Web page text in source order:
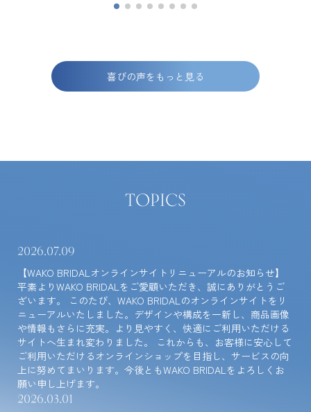
喜びの声をもっと見る
TOPICS
2026.07.09
【WAKO BRIDALオンラインサイトリニューアルのお知らせ】
平素よりWAKO BRIDALをご愛顧いただき、誠にありがとうご
ざいます。 このたび、WAKO BRIDALのオンラインサイトをリ
ニューアルいたしました。デザインや構成を一新し、商品画像
や情報もさらに充実。より見やすく、快適にご利用いただける
サイトへ生まれ変わりました。 これからも、お客様に安心して
ご利用いただけるオンラインショップを目指し、サービスの向
上に努めてまいります。今後ともWAKO BRIDALをよろしくお
願い申し上げます。
2026.03.01